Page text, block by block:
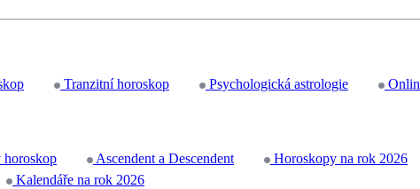
Tranzitní horoskop Psychologická astrologie
horoskop Ascendent a Descendent
Horoskopy na rok 2026
Kalendáře na rok 2026